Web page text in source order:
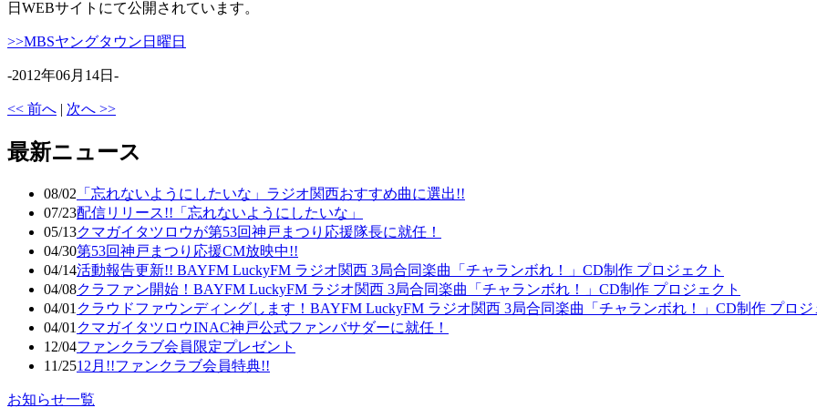
日WEBサイトにて公開されています。
>>MBSヤングタウン日曜日
-2012年06月14日-
<< 前へ | 次へ >>
最新ニュース
08/02 「忘れないようにしたいな」ラジオ関西おすすめ曲に選出!!
07/23配信リリース!!「忘れないようにしたいな」
05/13クマガイタツロウが第53回神戸まつり応援隊長に就任！
04/30第53回神戸まつり応援CM放映中!!
04/14活動報告更新!! BAYFM LuckyFM ラジオ関西 3局合同楽曲「チャランボれ！」CD制作 プロジェクト
04/08クラファン開始！BAYFM LuckyFM ラジオ関西 3局合同楽曲「チャランボれ！」CD制作 プロジェクト
04/01 クラウドファウンディングします！BAYFM LuckyFM ラジオ関西 3局合同楽曲「チャランボれ！」CD制作 プロジ
04/01 クマガイタツロウINAC神戸公式ファンバサダーに就任！
12/04ファンクラブ会員限定プレゼント
11/2512月!!ファンクラブ会員特典!!
お知らせ一覧